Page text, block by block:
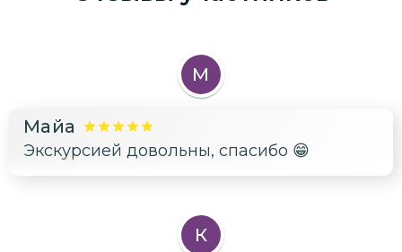
М
Майа
Экскурсией довольны, спасибо 😁
К